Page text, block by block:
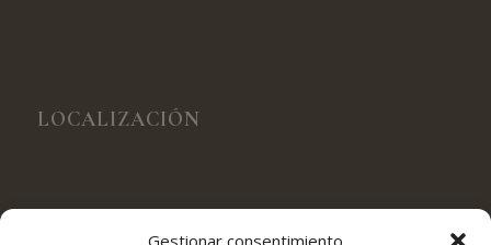
Gestionar consentimiento
LOCALIZACIÓN